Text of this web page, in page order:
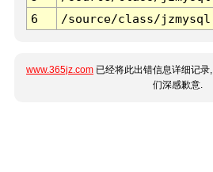
6
/source/class/
www.365jz.com 已经将此出错信息详细记
们深感歉意.